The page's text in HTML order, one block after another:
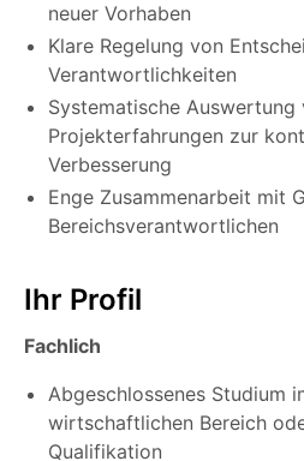
neuer Vorhaben
Klare Regelung von
Verantwortlichkeiten
Systematische Auswertung
Projekterfahrungen zur
Verbesserung
Enge Zusammenarbeit mit
Bereichsverantwortlichen
Ihr Profil
Fachlich
Abgeschlossenes Studium
wirtschaftlichen Bereich
Qualifikation